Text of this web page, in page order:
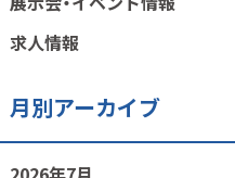
求人情報
月別アーカイブ